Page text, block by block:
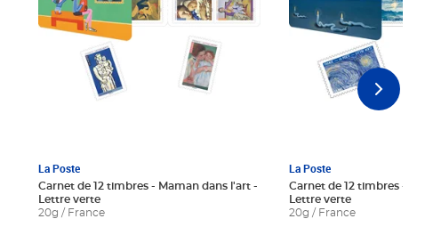
La Poste
Carnet de 12 timbres - Maman dans l'art -
Lettre verte
20g / France
La Poste
Carnet de 12 timbres - Le
Lettre verte
20g / France